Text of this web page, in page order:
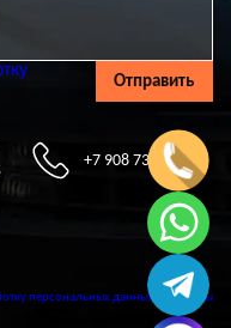
Отправить
+7 908 737-00-07
персональных данных Контакты